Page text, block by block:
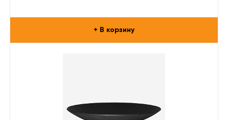
+ В корзину